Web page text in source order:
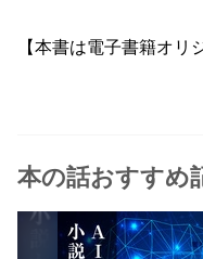
【本書は電子書籍オリ
本の話おすすめ